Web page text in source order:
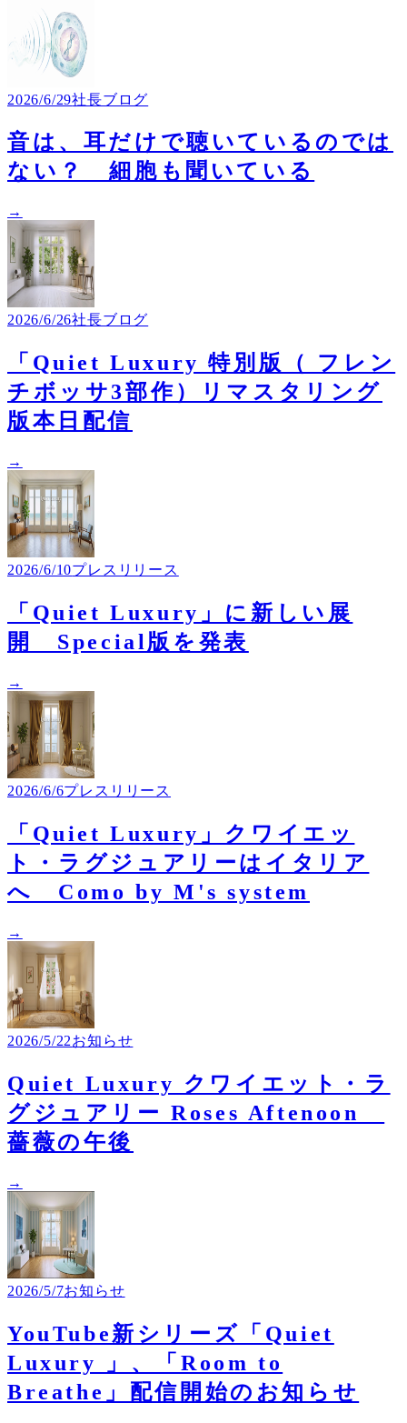
2026/6/29社長ブログ
音は、耳だけで聴いているのでは
ない？ 細胞も聞いている
→
2026/6/26社長ブログ
「Quiet Luxury 特別版（ フレン
チボッサ3部作）リマスタリング
版本日配信
→
2026/6/10プレスリリース
「Quiet Luxury」に新しい展
開 Special版を発表
→
2026/6/6プレスリリース
「​Quiet Luxury」クワイエッ
ト・ラグジュアリーはイタリア
へ Como by M's system
→
2026/5/22お知らせ
Quiet Luxury クワイエット・ラ
グジュアリー Roses Aftenoon
薔薇の午後
→
2026/5/7お知らせ
YouTube新シリーズ「Quiet
Luxury 」、「Room to
Breathe」配信開始のお知らせ